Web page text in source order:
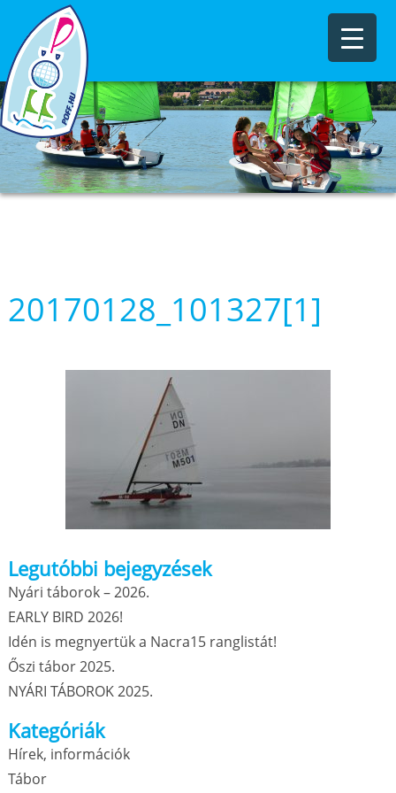
20170128_101327[1]
Legutóbbi bejegyzések
Nyári táborok – 2026.
EARLY BIRD 2026!
Idén is megnyertük a Nacra15 ranglistát!
Őszi tábor 2025.
NYÁRI TÁBOROK 2025.
Kategóriák
Hírek, információk
Tábor